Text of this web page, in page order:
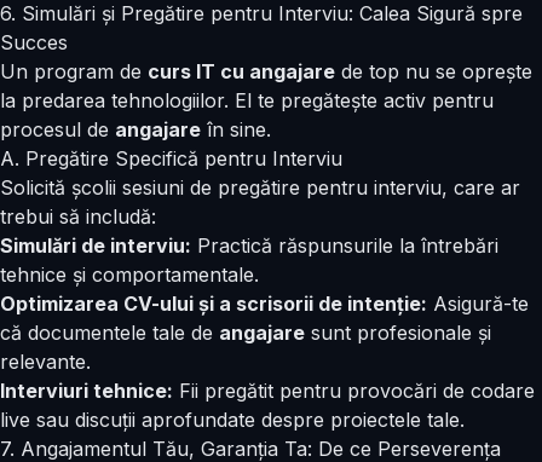
6. Simulări și Pregătire pentru Interviu: Calea Sigură spre
Succes
Un program de curs IT cu angajare de top nu se oprește
la predarea tehnologiilor. El te pregătește activ pentru
procesul de angajare în sine.
A. Pregătire Specifică pentru Interviu
Solicită școlii sesiuni de pregătire pentru interviu, care ar
trebui să includă:
Simulări de interviu: Practică răspunsurile la întrebări
tehnice și comportamentale.
Optimizarea CV-ului și a scrisorii de intenție: Asigură-te
că documentele tale de angajare sunt profesionale și
relevante.
Interviuri tehnice: Fii pregătit pentru provocări de codare
live sau discuții aprofundate despre proiectele tale.
7. Angajamentul Tău, Garanția Ta: De ce Perseverența